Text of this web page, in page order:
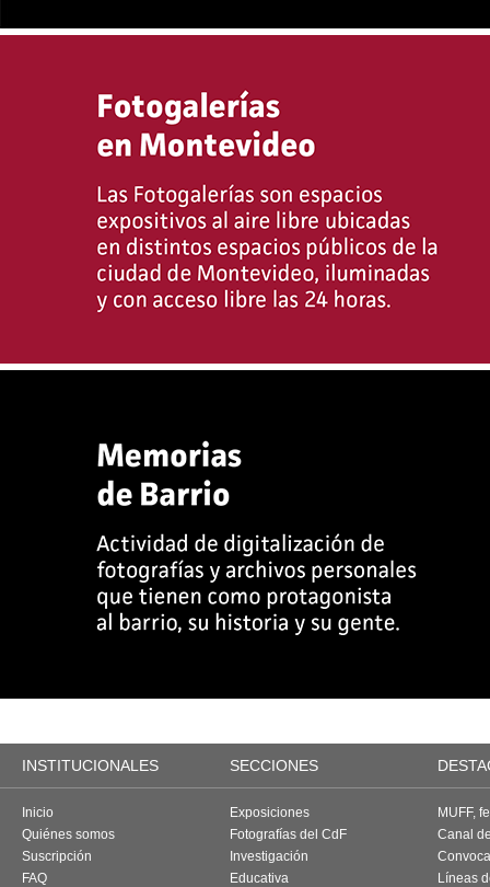
INSTITUCIONALES SECCIONES
Inicio
Quiénes somos
Suscripción
FAQ
Exposiciones
Fotografías del CdF
Investigación
Educativa
MUFF,
Canal
Líneas